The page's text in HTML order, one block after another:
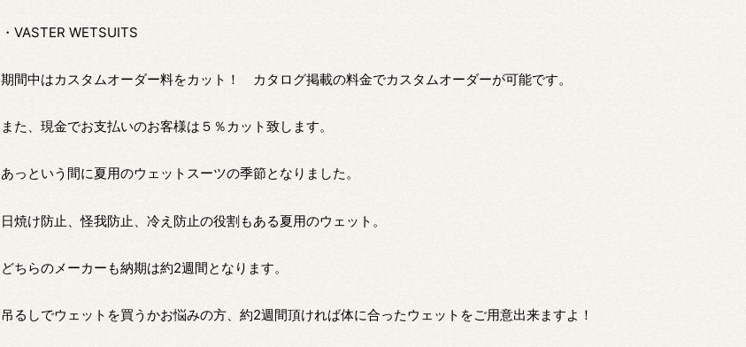
・VASTER WETSUITS
期間中はカスタムオーダー料をカット！ カタログ掲載の料金でカスタムオーダーが可能です。
また、現金でお支払いのお客様は５％カット致します。
あっという間に夏用のウェットスーツの季節となりました。
日焼け防止、怪我防止、冷え防止の役割もある夏用のウェット。
どちらのメーカーも納期は約2週間となります。
吊るしでウェットを買うかお悩みの方、約2週間頂ければ体に合ったウェットをご用意出来ますよ！